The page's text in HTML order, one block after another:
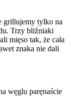
grillujemy tylko na
Trzy bliźniaki
mięso tak, że cała
znaka nie dali
węglu paręnaście